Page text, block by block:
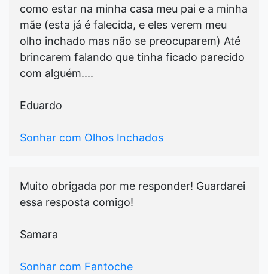
como estar na minha casa meu pai e a minha
mãe (esta já é falecida, e eles verem meu
olho inchado mas não se preocuparem) Até
brincarem falando que tinha ficado parecido
com alguém....
Eduardo
Sonhar com Olhos Inchados
Muito obrigada por me responder! Guardarei
essa resposta comigo!
Samara
Sonhar com Fantoche